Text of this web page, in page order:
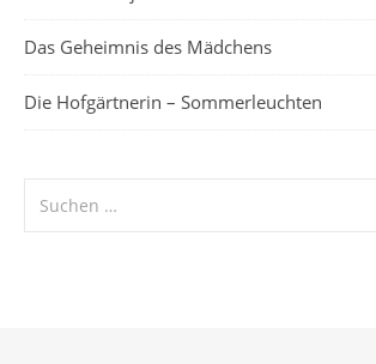
Das Geheimnis des Mädchens
Die Hofgärtnerin – Sommerleuchten